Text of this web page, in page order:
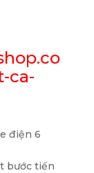
ca-
bước tiến